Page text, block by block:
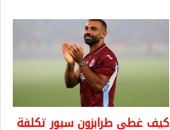
كيف غطى طرابزون سبور تكلفة